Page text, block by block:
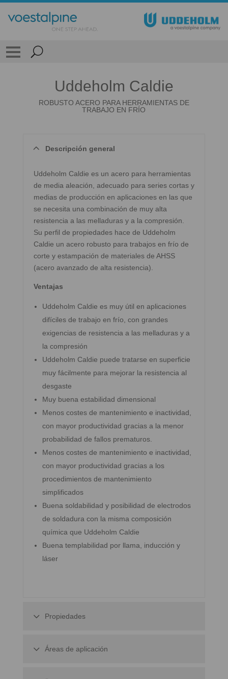
Uddeholm Caldie
ROBUSTO ACERO PARA HERRAMIENTAS DE
TRABAJO EN FRÍO
Descripción general
Uddeholm Caldie es un acero para herramientas
de media aleación, adecuado para series cortas y
medias de producción en aplicaciones en las que
se necesita una combinación de muy alta
resistencia a las melladuras y a la compresión.
Su perfil de propiedades hace de Uddeholm
Caldie un acero robusto para trabajos en frío de
corte y estampación de materiales de AHSS
(acero avanzado de alta resistencia).
Ventajas
Uddeholm Caldie es muy útil en aplicaciones
difíciles de trabajo en frío, con grandes
exigencias de resistencia a las melladuras y a
la compresión
Uddeholm Caldie puede tratarse en superficie
muy fácilmente para mejorar la resistencia al
desgaste
Muy buena estabilidad dimensional
Menos costes de mantenimiento e inactividad,
con mayor productividad gracias a la menor
probabilidad de fallos prematuros.
Menos costes de mantenimiento e inactividad,
con mayor productividad gracias a los
procedimientos de mantenimiento
simplificados
Buena soldabilidad y posibilidad de electrodos
de soldadura con la misma composición
química que Uddeholm Caldie
Buena templabilidad por llama, inducción y
láser
Propiedades
Áreas de aplicación